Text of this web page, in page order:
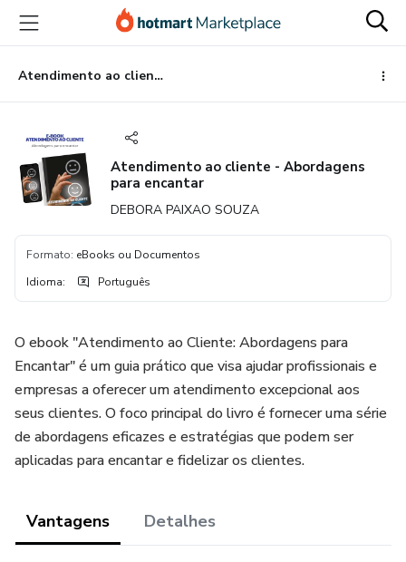
para
conteúdo
principal
para
pagamento
para
rodapé
Atendimento ao cliente - Abordagens para encantar
Atendimento ao cliente - Abordagens
para encantar
DEBORA PAIXAO SOUZA
Formato: eBooks ou Documentos
Idioma: Português
O ebook "Atendimento ao Cliente: Abordagens para
Encantar" é um guia prático que visa ajudar profissionais e
empresas a oferecer um atendimento excepcional aos
seus clientes. O foco principal do livro é fornecer uma série
de abordagens eficazes e estratégias que podem ser
aplicadas para encantar e fidelizar os clientes.
Vantagens Detalhes